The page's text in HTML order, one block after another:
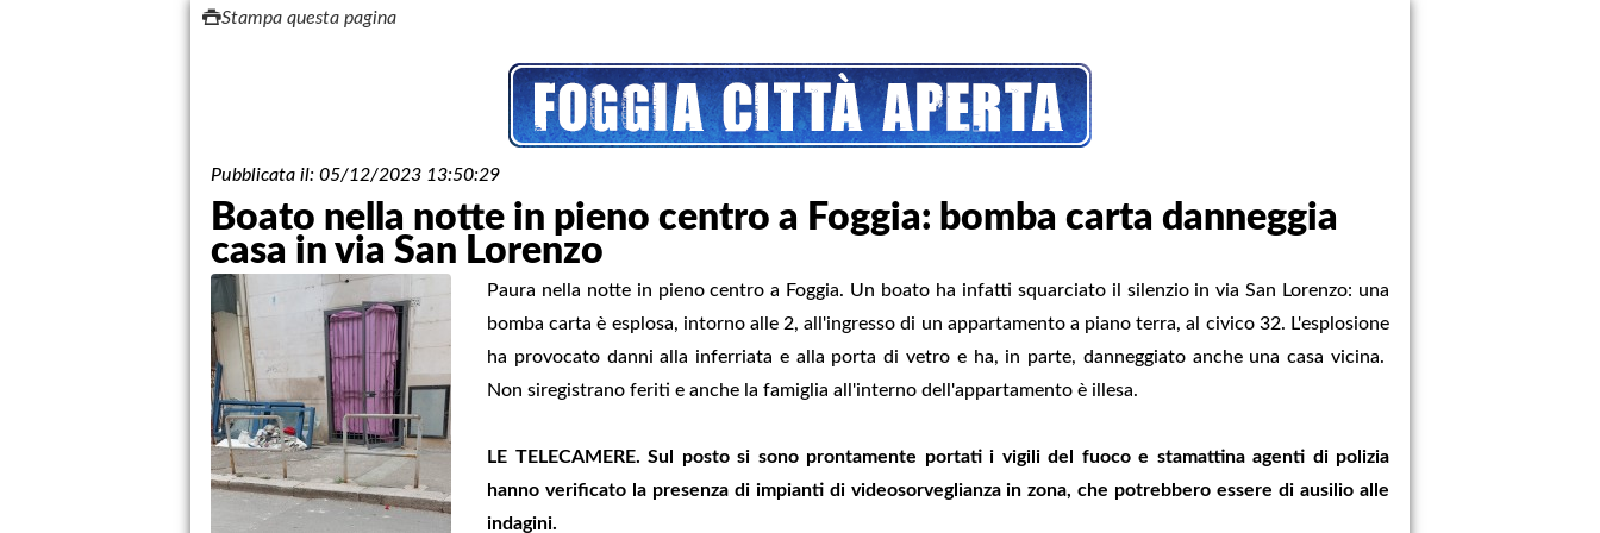
Stampa questa pagina
Pubblicata il: 05/12/2023 13:50:29
Boato nella notte in pieno centro a Foggia: bomba carta danneggia
casa in via San Lorenzo
Paura nella notte in pieno centro a Foggia. Un boato ha infatti squarciato il silenzio in via San Lorenzo: una
bomba carta è esplosa, intorno alle 2, all'ingresso di un appartamento a piano terra, al civico 32. L'esplosione
ha provocato danni alla inferriata e alla porta di vetro e ha, in parte, danneggiato anche una casa vicina.
Non siregistrano feriti e anche la famiglia all'interno dell'appartamento è illesa.
LE TELECAMERE. Sul posto si sono prontamente portati i vigili del fuoco e stamattina agenti di polizia
hanno verificato la presenza di impianti di videosorveglianza in zona, che potrebbero essere di ausilio alle
indagini.